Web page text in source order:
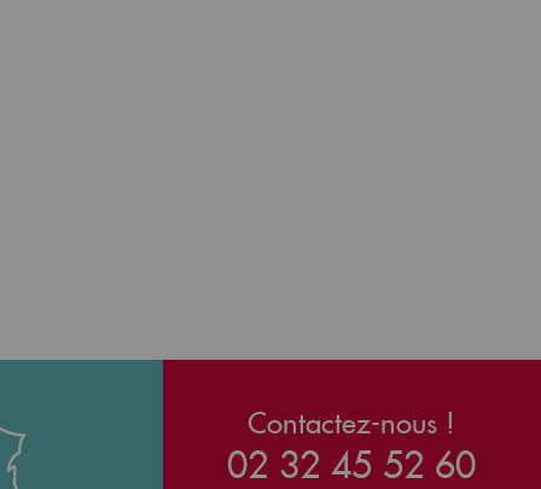
Contactez-nous !
02 32 45 52 60